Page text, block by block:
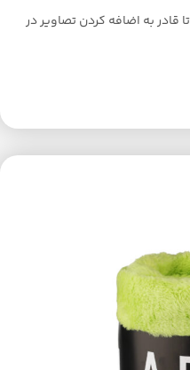
قادر به اضافه کردن تصاویر در